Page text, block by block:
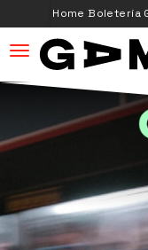
Home Boletería
desplegar